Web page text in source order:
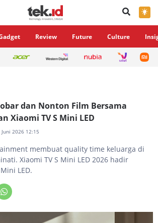
×
Review Future Culture
dan Nonton Film Bersama
Xiaomi TV S Mini LED
Juni 2026 12:15
membuat quality time keluarga di
Xiaomi TV S Mini LED 2026 hadir
LED.